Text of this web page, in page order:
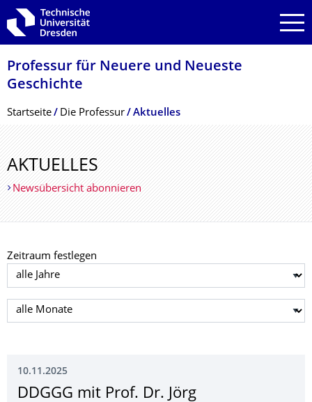
Zur Hauptnavigation springen
Zur Suche springen
Zum Inhalt springen
Professur für Neuere und Neueste
Geschichte
Breadcrumb-Menü
Startseite Die Professur Aktuelles
AKTUELLES
Newsübersicht abonnieren
Zeitraum festlegen
Jahr auswählen
Monat auswählen
10.11.2025
DDGGG mit Prof. Dr. Jörg